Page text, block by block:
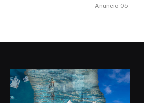
Anuncio 05